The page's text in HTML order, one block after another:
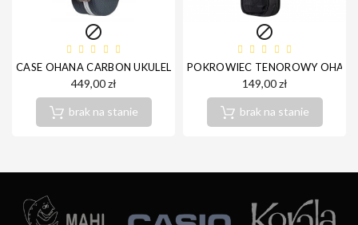

CASE OHANA CARBON UKULELE KONCERTOWE UCH-24
449,00 zł
brak na stanie

POKROWIEC TENOROWY
149,00 zł
brak na stanie